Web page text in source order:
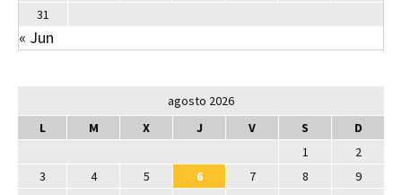
31
« Jun
agosto 2026
L
M X J V S
D
1
2
3
4 5 6 7 8
9